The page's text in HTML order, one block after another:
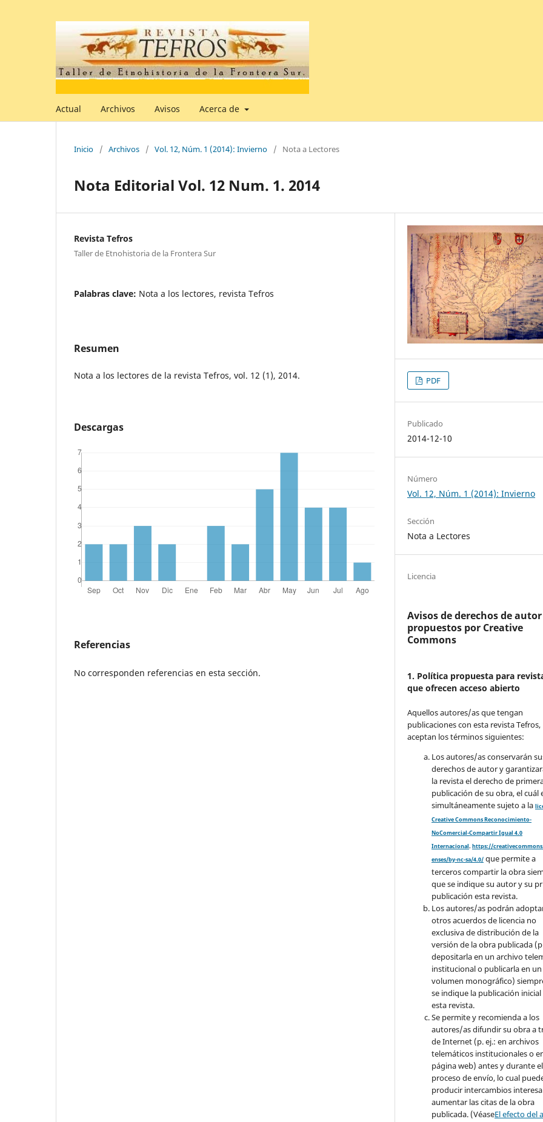
Actual Archivos Avisos Acerca de
Inicio / Archivos / Vol. 12, Núm. 1 (2014): Invierno / Nota a Lectores
Nota Editorial Vol. 12 Num. 1. 2014
Revista Tefros
Taller de Etnohistoria de la Frontera Sur
Palabras clave: Nota a los lectores, revista Tefros
Resumen
Nota a los lectores de la revista Tefros, vol. 12 (1), 2014.
Descargas
Referencias
No corresponden referencias en esta sección.
PDF
Publicado
2014-12-10
Número
Vol. 12, Núm. 1 (2014): Invierno
Sección
Nota a Lectores
Licencia
Avisos de derechos de autor
propuestos por Creative
Commons
1. Política propuesta para
que ofrecen acceso abierto
Aquellos autores/as que tengan
publicaciones con esta revista Tefros,
aceptan los términos siguientes:
Los autores/as conservarán
derechos de autor y
la revista el derecho de
publicación de su obra, el cuál
simultáneamente sujeto a la
Creative Commons Reconocimiento-
NoComercial-Compartir Igual 4.0
Internacional.https://
enses/by-nc-sa/4.0/ que permite a
terceros compartir la obra
que se indique su autor y su
publicación esta revista.
Los autores/as podrán
otros acuerdos de licencia no
exclusiva de distribución de la
versión de la obra publicada
depositarla en un archivo
institucional o publicarla en un
volumen monográfico)
se indique la publicación inicial
esta revista.
Se permite y recomienda a los
autores/as difundir su obra a
de Internet (p. ej.: en archivos
telemáticos institucionales o
página web) antes y durante el
proceso de envío, lo cual
producir intercambios
aumentar las citas de la obra
publicada. (VéaseEl efecto del